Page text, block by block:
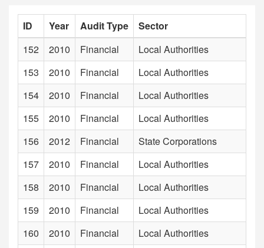
ID Year Audit Type Sector
152
2010 Financial Local Authorities
153
2010 Financial Local Authorities
154
2010 Financial Local Authorities
155
2010 Financial Local Authorities
156
2012 Financial State Corporations
157
2010 Financial Local Authorities
158
2010 Financial Local Authorities
159
2010 Financial Local Authorities
160
2010 Financial Local Authorities